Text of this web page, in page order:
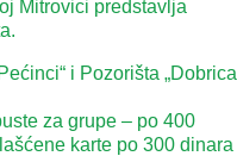
Mitrovici predstavlja
i Pozorišta „Dobrica
za grupe – po 400
karte po 300 dinara